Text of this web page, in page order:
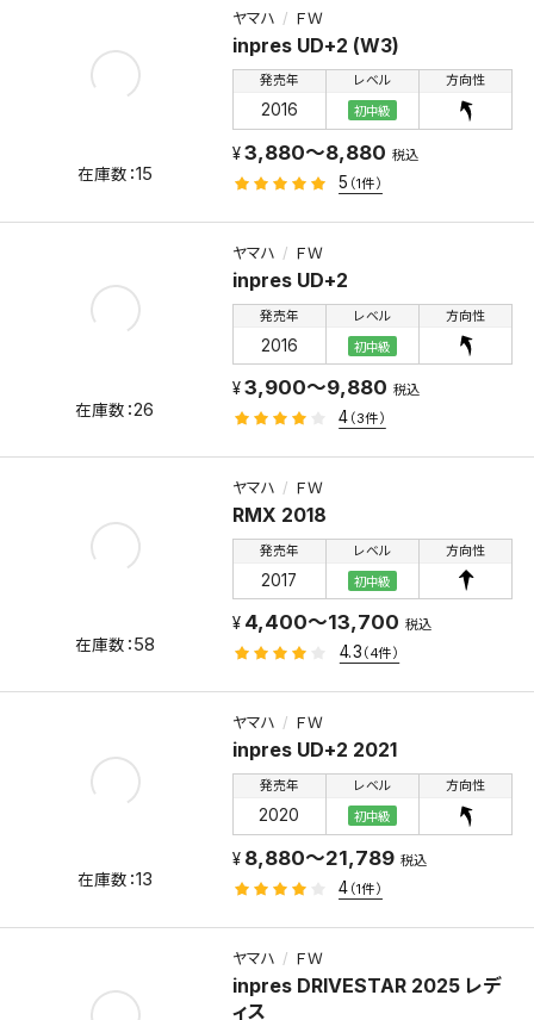
ヤマハ ＦＷ
inpres UD+2 (W3)
発売年
2016
レベル
初中級
方向性
15
3,880～8,880 税込
5 （1件）
ヤマハ ＦＷ
inpres UD+2
発売年
2016
レベル
初中級
方向性
26
3,900～9,880 税込
4 （3件）
ヤマハ ＦＷ
RMX 2018
発売年
2017
レベル
初中級
方向性
58
4,400～13,700 税込
4.3 （4件）
ヤマハ ＦＷ
inpres UD+2 2021
発売年
2020
レベル
初中級
方向性
13
8,880～21,789 税込
4 （1件）
ヤマハ ＦＷ
inpres DRIVESTAR 2025 レデ
ィス